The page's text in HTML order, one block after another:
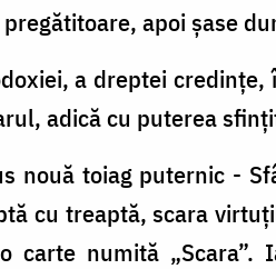
apoi şase
a dreptei
adică cu puterea
nouă toiag puternic -
cu treaptă, scara
carte numită